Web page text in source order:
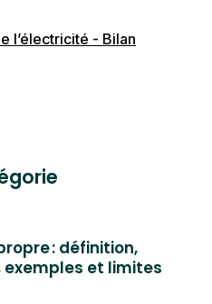
des carburants
gazole...).
l’électricité - Bilan
: définition,
exemples et limites